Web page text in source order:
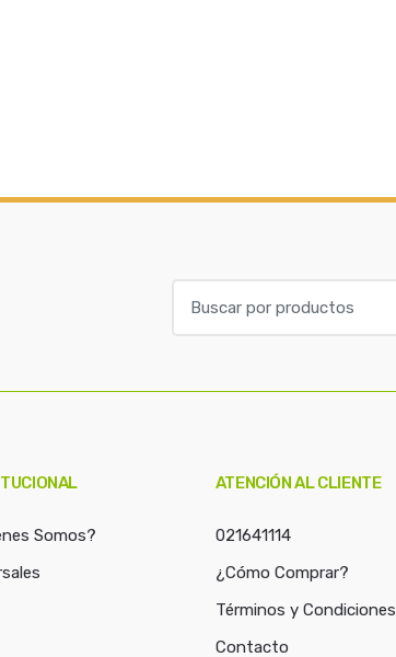
a
Somos?
ATENCIÓN AL CLIENTE
021641114
¿Cómo Comprar?
Términos y Condiciones
Contacto